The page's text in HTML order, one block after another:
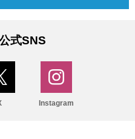
式SNS
Instagram